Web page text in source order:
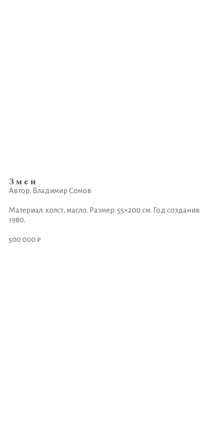
Змеи
Автор: Владимир Сомов
Материал: холст, масло. Размер: 55×200 см. Год создания:
1980.
500 000 ₽